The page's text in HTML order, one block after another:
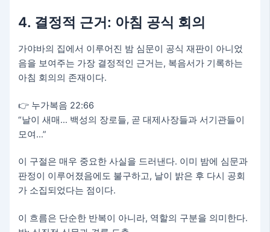
4. 결정적 근거: 아침 공식 회의
가야바의 집에서 이루어진 밤 심문이 공식 재판이 아니었
음을 보여주는 가장 결정적인 근거는, 복음서가 기록하는
아침 회의의 존재이다.
👉 누가복음 22:66
“날이 새매… 백성의 장로들, 곧 대제사장들과 서기관들이
모여…”
이 구절은 매우 중요한 사실을 드러낸다. 이미 밤에 심문과
판정이 이루어졌음에도 불구하고, 날이 밝은 후 다시 공회
가 소집되었다는 점이다.
이 흐름은 단순한 반복이 아니라, 역할의 구분을 의미한다.